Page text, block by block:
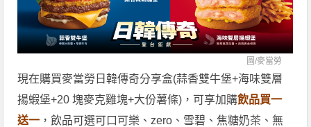
圖/麥當勞
現在購買麥當勞日韓傳奇分享盒(蒜香雙牛堡+海味雙層
揚蝦堡+20 塊麥克雞塊+大份薯條)，可享加購飲品買一
送一 ，飲品可選可口可樂、zero、雪碧、焦糖奶茶、無